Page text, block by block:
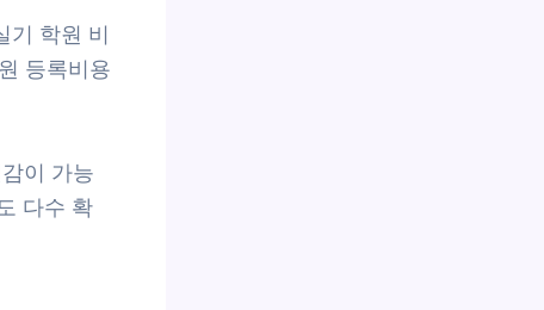
기 학원 비
등록비용
이 가능
다수 확